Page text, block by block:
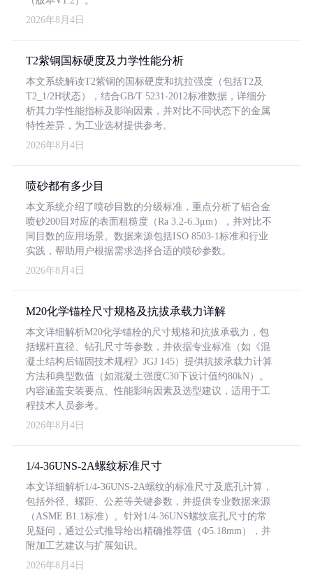
2026年8月4日
T2紫铜国标硬度及力学性能分析
本文系统解读T2紫铜的国标硬度和抗拉强度（包括T2及
T2_1/2H状态），结合GB/T 5231-2012标准数据，详细分
析其力学性能指标及影响因素，并对比不同状态下的金属
特性差异，为工业选材提供参考。
2026年8月4日
喷砂都有多少目
本文系统介绍了喷砂目数的分级标准，重点分析了铝合金
喷砂200目对应的表面粗糙度（Ra 3.2-6.3μm），并对比不
同目数的应用场景。数据来源包括ISO 8503-1标准和行业
实践，帮助用户根据需求选择合适的喷砂参数。
2026年8月4日
M20化学锚栓尺寸规格及抗拔承载力详解
本文详细解析M20化学锚栓的尺寸规格和抗拔承载力，包
括螺杆直径、钻孔尺寸等参数，并依据专业标准（如《混
凝土结构后锚固技术规程》JGJ 145）提供抗拔承载力计算
方法和典型数值（如混凝土强度C30下设计值约80kN）。
内容涵盖安装要点、性能影响因素及选型建议，适用于工
程技术人员参考。
2026年8月4日
1/4-36UNS-2A螺纹标准尺寸
本文详细解析1/4-36UNS-2A螺纹的标准尺寸及底孔计算，
包括外径、螺距、公差等关键参数，并提供专业数据来源
（ASME B1.1标准）。针对1/4-36UNS螺纹底孔尺寸的常
见疑问，通过公式推导给出精确推荐值（Φ5.18mm），并
附加工艺建议与扩展知识。
2026年8月4日